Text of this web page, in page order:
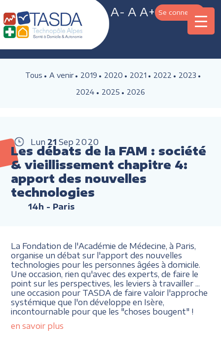
A- A A+ Se connecter
Tous A venir 2019 2020 2021 2022
2023
2024
2025 2026
Lun 21 Sep 2020
Les débats de la FAM : société
& vieillissement chapitre 4:
apport des nouvelles
technologies
14h - Paris
La Fondation de l'Académie de Médecine, à Paris,
organise un débat sur l'apport des nouvelles
technologies pour les personnes âgées à domicile.
Une occasion, rien qu'avec des experts, de faire le
point sur les perspectives, les leviers à travailler ...
une occasion pour TASDA de faire valoir l'approche
systémique que l'on développe en Isère,
incontournable pour que les "choses bougent" !
en savoir plus